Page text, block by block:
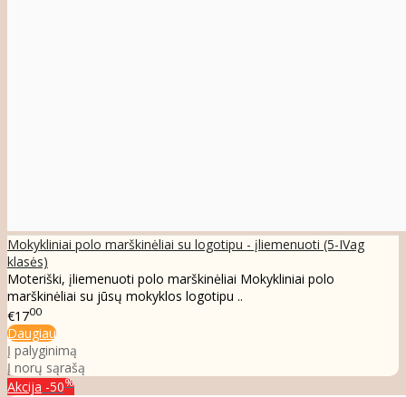
Mokykliniai polo marškinėliai su logotipu - įliemenuoti (5-IVag
klasės)
Moteriški, įliemenuoti polo marškinėliai Mokykliniai polo
marškinėliai su jūsų mokyklos logotipu ..
€1700
Daugiau
Į palyginimą
Į norų sąrašą
Akcija -50%